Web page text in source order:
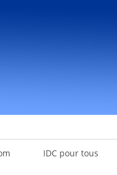
IDC pour tous